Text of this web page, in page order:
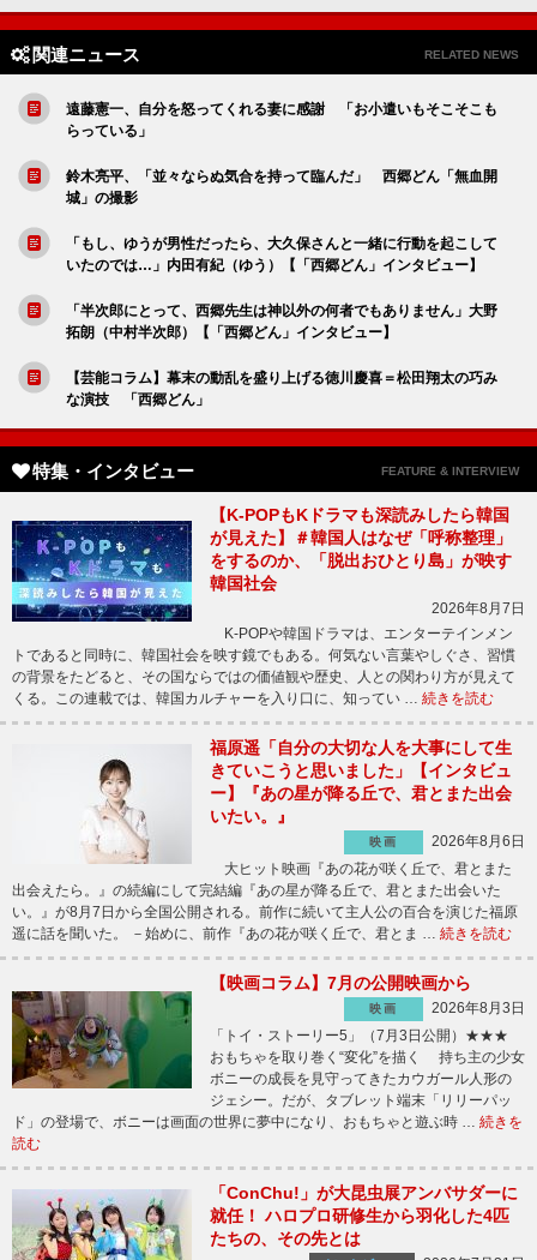
関連ニュース RELATED NEWS
遠藤憲一、自分を怒ってくれる妻に感謝 「お小遣いもそこそこも
らっている」
鈴木亮平、「並々ならぬ気合を持って臨んだ」 西郷どん「無血開
城」の撮影
「もし、ゆうが男性だったら、大久保さんと一緒に行動を起こして
いたのでは…」内田有紀（ゆう）【「西郷どん」インタビュー】
「半次郎にとって、西郷先生は神以外の何者でもありません」大野
拓朗（中村半次郎）【「西郷どん」インタビュー】
【芸能コラム】幕末の動乱を盛り上げる徳川慶喜＝松田翔太の巧み
な演技 「西郷どん」
特集・インタビュー FEATURE & INTERVIEW
【K-POPもKドラマも深読みしたら韓国
が見えた】＃韓国人はなぜ「呼称整理」
をするのか、「脱出おひとり島」が映す
韓国社会
2026年8月7日
K-POPや韓国ドラマは、エンターテインメン
トであると同時に、韓国社会を映す鏡でもある。何気ない言葉やしぐさ、習慣
の背景をたどると、その国ならではの価値観や歴史、人との関わり方が見えて
くる。この連載では、韓国カルチャーを入り口に、知ってい … 続きを読む
福原遥「自分の大切な人を大事にして生
きていこうと思いました」【インタビュ
ー】『あの星が降る丘で、君とまた出会
いたい。』
映画
2026年8月6日
大ヒット映画『あの花が咲く丘で、君とまた
出会えたら。』の続編にして完結編『あの星が降る丘で、君とまた出会いた
い。』が8月7日から全国公開される。前作に続いて主人公の百合を演じた福原
遥に話を聞いた。 －始めに、前作『あの花が咲く丘で、君とま … 続きを読む
【映画コラム】7月の公開映画から
映画
2026年8月3日
「トイ・ストーリー5」（7月3日公開）★★★
おもちゃを取り巻く“変化”を描く 持ち主の少女
ボニーの成長を見守ってきたカウガール人形の
ジェシー。だが、タブレット端末「リリーパッ
ド」の登場で、ボニーは画面の世界に夢中になり、おもちゃと遊ぶ時 … 続きを
読む
「ConChu!」が大昆虫展アンバサダーに
就任！ ハロプロ研修生から羽化した4匹
たちの、その先とは